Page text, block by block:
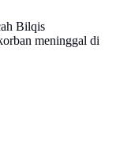
Bilqis
meninggal di